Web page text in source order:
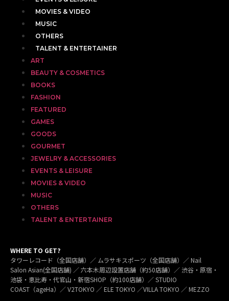
MOVIES & VIDEO
MUSIC
OTHERS
TALENT & ENTERTAINER
ART
BEAUTY & COSMETICS
BOOKS
FASHION
FEATURED
GAMES
GOODS
GOURMET
JEWELRY & ACCESSORIES
EVENTS & LEISURE
MOVIES & VIDEO
MUSIC
OTHERS
TALENT & ENTERTAINER
WHERE TO GET?
タワーレコード（全国店舗）／ ムラサキスポーツ（全国店舗）／ Nail
Salon Asian(全国店舗) ／ 六本木周辺設置店舗（約50店舗）／ 渋谷・原宿・
池袋・恵比寿・代官山・新宿SHOP（約100店舗）／ STUDIO
COAST（ageHa）／ V2TOKYO ／ ELE TOKYO ／VILLA TOKYO ／ MEZZO